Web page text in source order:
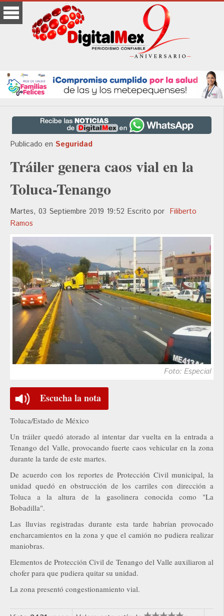
Publicado en Seguridad
Tráiler genera caos vial en la
Toluca-Tenango
Martes, 03 Septiembre 2019 19:52 Escrito por Filiberto
Ramos
Foto: Especial
Escucha la nota
Toluca/Estado de México
Un tráiler quedó atorado al intentar dar vuelta en la entrada a
Tenango del Valle, provocando fuerte caos vehicular en la zona
durante la tarde de este martes.
De acuerdo con los reportes de Protección Civil municipal, la
unidad quedó en obstrucción de los carriles con dirección a
Toluca a la altura de la gasolinera conocida como "La
Bobadilla".
Las lluvias registradas durante esta tarde habrían provocado
encharcamientos en la zona y que el camión no pudiera realizar
maniobras.
Elementos de Protección Civil de Tenango del Valle auxiliaron al
chofer para que pudiera quitar su unidad.
La zona presentó congestionamiento vial.